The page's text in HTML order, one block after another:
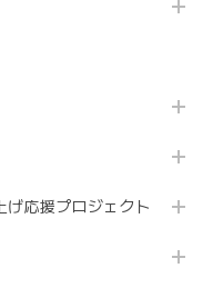
げ応援プロジェクト